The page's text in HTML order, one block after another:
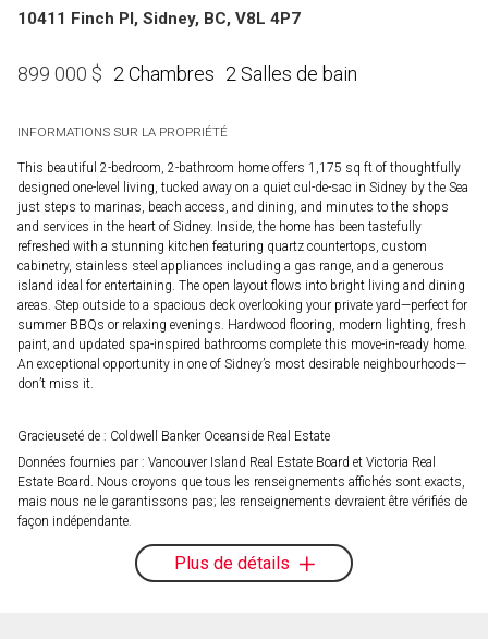
10411 Finch Pl, Sidney, BC, V8L 4P7
899 000 $ 2 Chambres 2 Salles de bain
INFORMATIONS SUR LA PROPRIÉTÉ
This beautiful 2-bedroom, 2-bathroom home offers 1,175 sq ft of thoughtfully
designed one-level living, tucked away on a quiet cul-de-sac in Sidney by the Sea
just steps to marinas, beach access, and dining, and minutes to the shops
and services in the heart of Sidney. Inside, the home has been tastefully
refreshed with a stunning kitchen featuring quartz countertops, custom
cabinetry, stainless steel appliances including a gas range, and a generous
island ideal for entertaining. The open layout flows into bright living and dining
areas. Step outside to a spacious deck overlooking your private yard—perfect for
summer BBQs or relaxing evenings. Hardwood flooring, modern lighting, fresh
paint, and updated spa-inspired bathrooms complete this move-in-ready home.
An exceptional opportunity in one of Sidney’s most desirable neighbourhoods—
don’t miss it.
Gracieuseté de : Coldwell Banker Oceanside Real Estate
Données fournies par : Vancouver Island Real Estate Board et Victoria Real
Estate Board. Nous croyons que tous les renseignements affichés sont exacts,
mais nous ne le garantissons pas; les renseignements devraient être vérifiés de
façon indépendante.
Plus de détails